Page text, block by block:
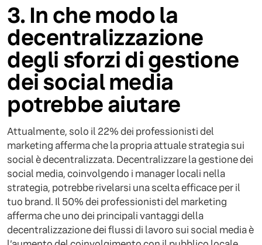
3. In che modo la
decentralizzazione
degli sforzi di gestione
dei social media
potrebbe aiutare
Attualmente, solo il 22% dei professionisti del
marketing afferma che la propria attuale strategia sui
social è decentralizzata. Decentralizzare la gestione dei
social media, coinvolgendo i manager locali nella
strategia, potrebbe rivelarsi una scelta efficace per il
tuo brand. Il 50% dei professionisti del marketing
afferma che uno dei principali vantaggi della
decentralizzazione dei flussi di lavoro sui social media è